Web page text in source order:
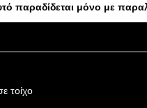
παραδίδεται μόνο με
τοίχο